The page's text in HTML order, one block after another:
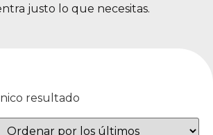
justo lo que necesitas.
resultado